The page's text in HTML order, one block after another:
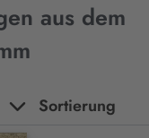
aus dem
Sortierung